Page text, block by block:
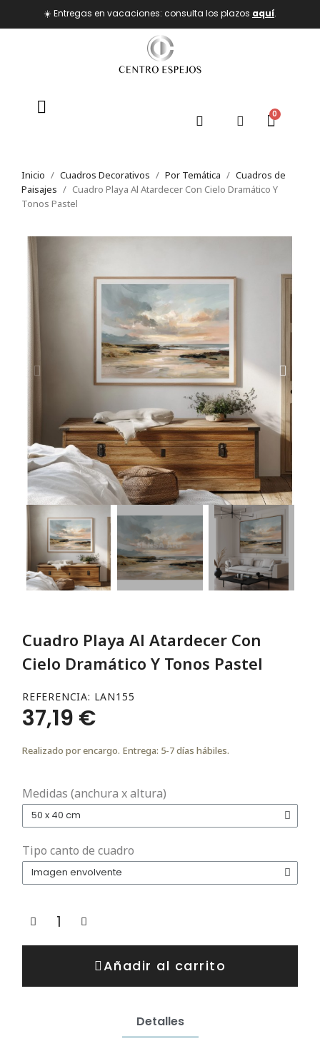
☀️ Entregas en vacaciones: consulta los plazos aquí.
Inicio Cuadros Decorativos Por Temática
Cuadros de
Paisajes
Cuadro Playa Al Atardecer Con Cielo Dramático Y
Tonos Pastel
Cuadro Playa Al Atardecer Con
Cielo Dramático Y Tonos Pastel
REFERENCIA LAN155
37,19 €
Realizado por encargo. Entrega: 5-7 días hábiles.
Medidas (anchura x altura)
Tipo canto de cuadro
Añadir al carrito
Detalles